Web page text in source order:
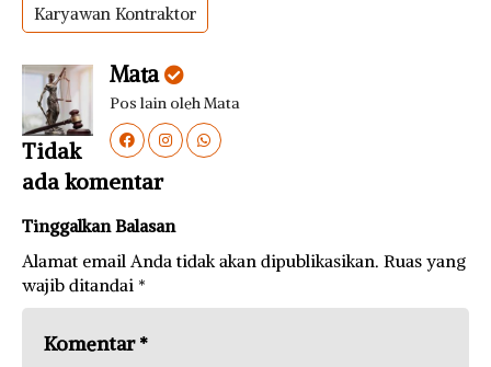
Karyawan Kontraktor
Mata
Pos lain oleh Mata
Tidak
ada komentar
Tinggalkan Balasan
Alamat email Anda tidak akan dipublikasikan. Ruas yang
wajib ditandai *
Komentar*